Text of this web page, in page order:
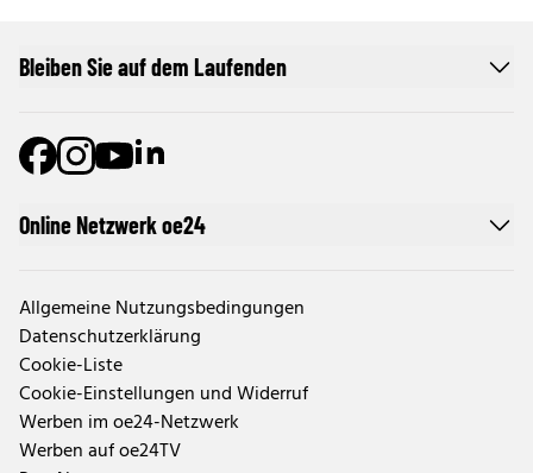
Online Netzwerk oe24
Allgemeine Nutzungsbedingungen
Datenschutzerklärung
Cookie-Liste
Cookie-Einstellungen und Widerruf
Werben im oe24-Netzwerk
Werben auf oe24TV
Bleiben Sie auf dem Laufenden